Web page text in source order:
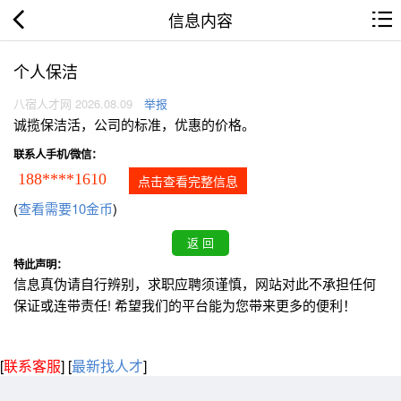
信息内容
个人保洁
八宿人才网 2026.08.09 举报
诚揽保洁活，公司的标准，优惠的价格。
联系人手机/微信：
188****1610 点击查看完整信息
(查看需要10金币)
特此声明：
信息真伪请自行辨别，求职应聘须谨慎，网站对此不承担任何
保证或连带责任! 希望我们的平台能为您带来更多的便利！
[联系客服] [最新找人才]